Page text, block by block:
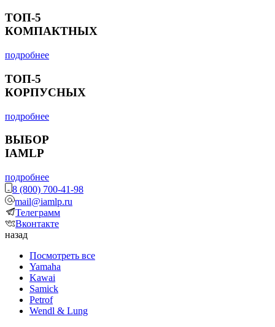
ТОП-5
КОМПАКТНЫХ
подробнее
ТОП-5
КОРПУСНЫХ
подробнее
ВЫБОР
IAMLP
подробнее
8 (800) 700-41-98
mail@iamlp.ru
Телеграмм
Вконтакте
назад
Посмотреть все
Yamaha
Kawai
Samick
Petrof
Wendl & Lung